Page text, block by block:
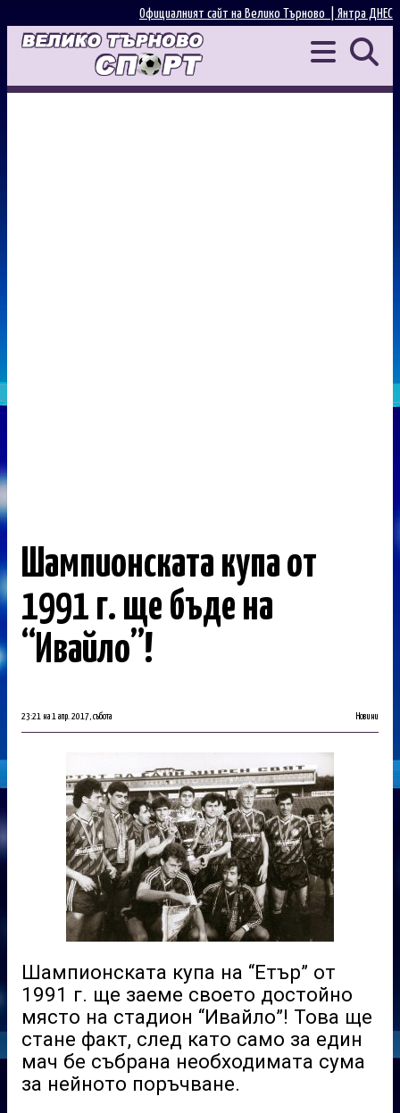
Янтра ДНЕС
Официалният сайт на Велико Търново |
Шампионската купа от
1991 г. ще бъде на
“Ивайло”!
23:21 на 1 апр. 2017, събота Новини
Шампионската купа на “Етър” от
1991 г. ще заеме своето достойно
място на стадион “Ивайло”! Това ще
стане факт, след като само за един
мач бе събрана необходимата сума
за нейното поръчване.